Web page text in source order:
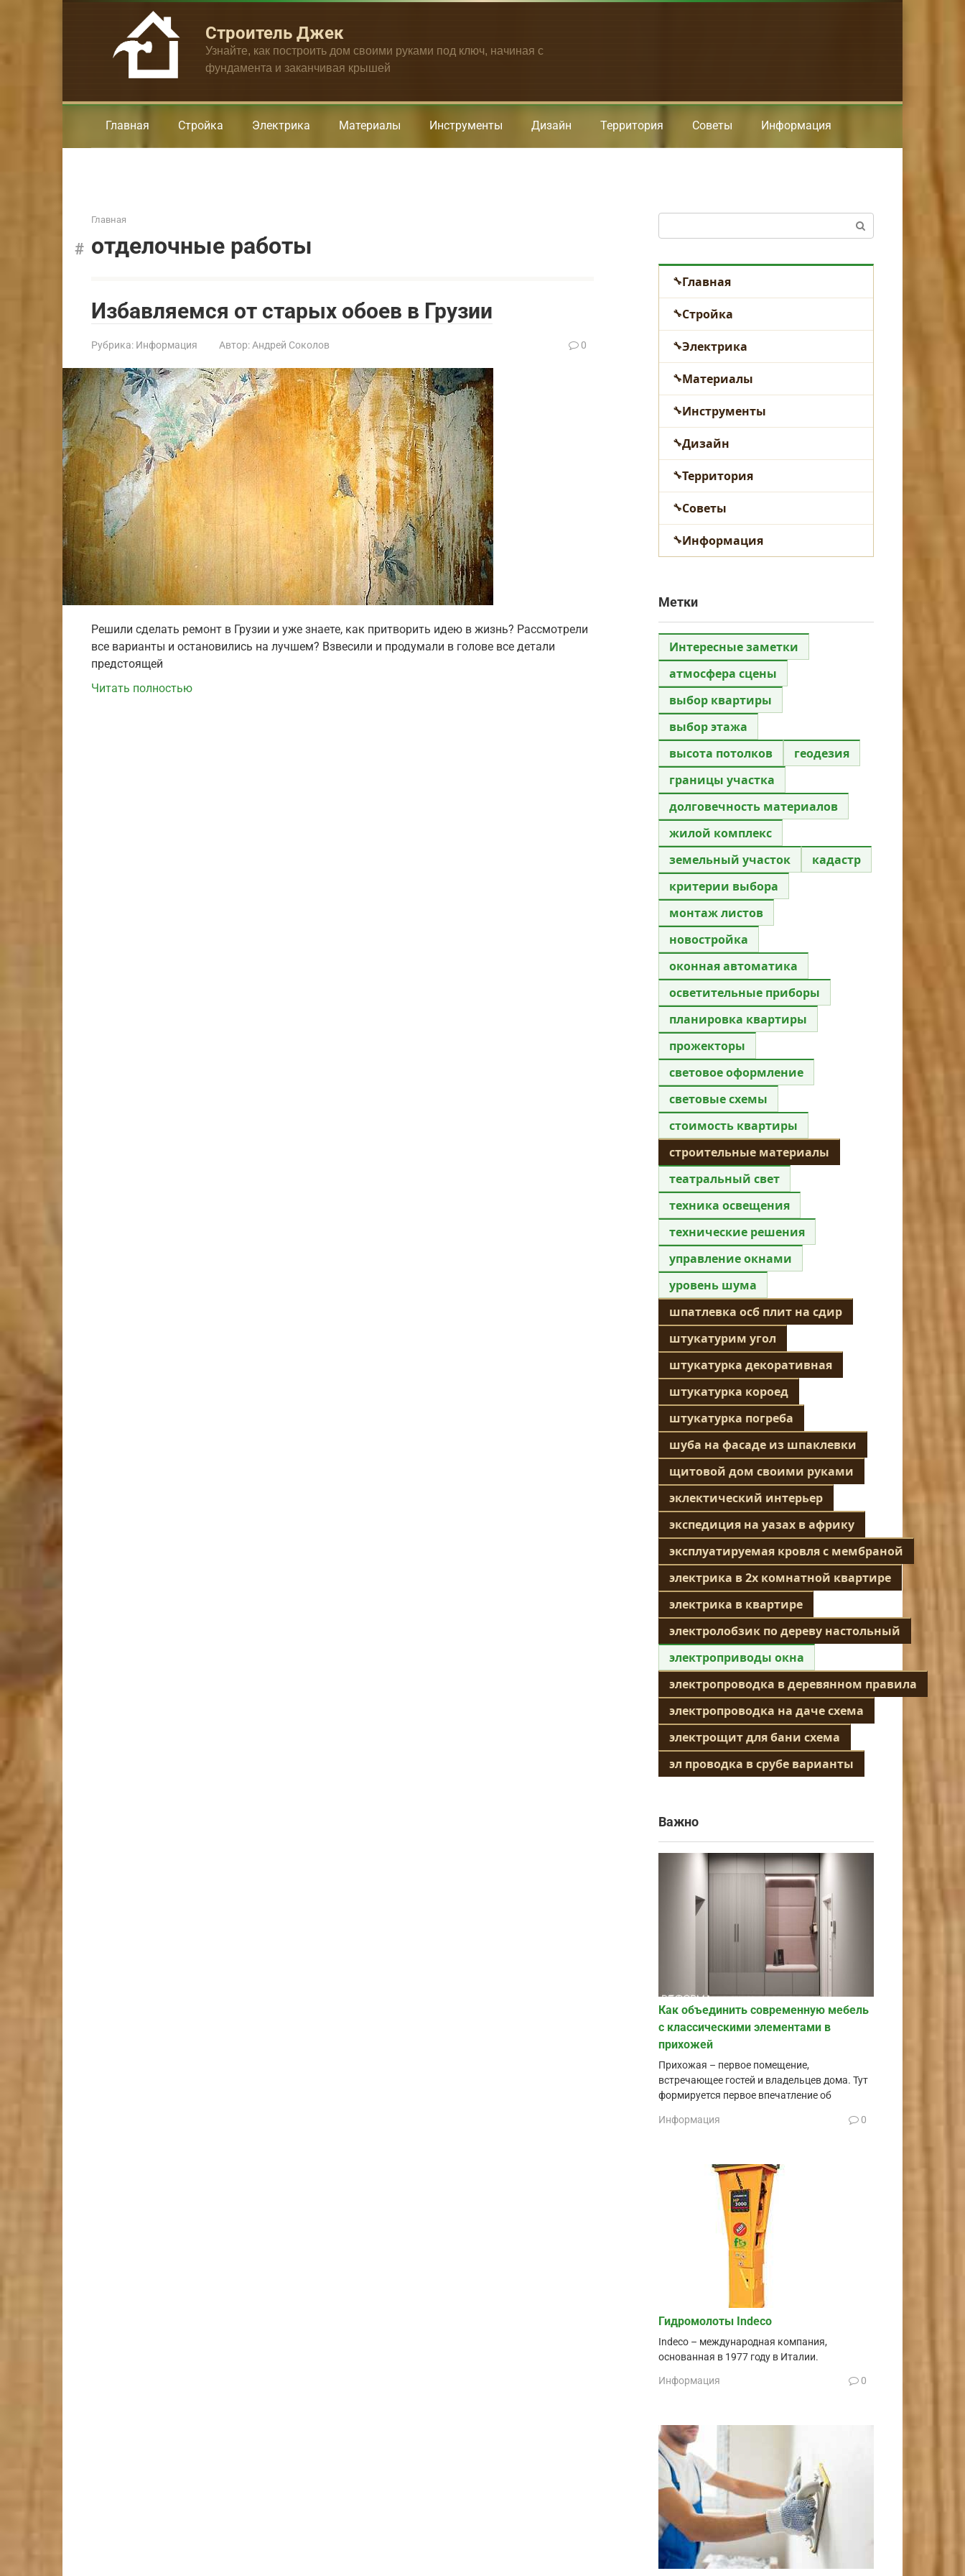
Строитель Джек
Узнайте, как построить дом своими руками под ключ, начиная с
фундамента и заканчивая крышей
Главная Стройка Электрика Материалы Инструменты Дизайн Территория Советы Информация
Главная
отделочные работы
Избавляемся от старых обоев в Грузии
Рубрика: Информация Автор: Андрей Соколов 0
Решили сделать ремонт в Грузии и уже знаете, как притворить идею в жизнь? Рассмотрели
все варианты и остановились на лучшем? Взвесили и продумали в голове все детали
предстоящей
Читать полностью
Главная
Стройка
Электрика
Материалы
Инструменты
Дизайн
Территория
Советы
Информация
Метки
Интересные заметки
атмосфера сцены
выбор квартиры
выбор этажа
высота потолков
геодезия
границы участка
долговечность материалов
жилой комплекс
земельный участок
кадастр
критерии выбора
монтаж листов
новостройка
оконная автоматика
осветительные приборы
планировка квартиры
прожекторы
световое оформление
световые схемы
стоимость квартиры
строительные материалы
театральный свет
техника освещения
технические решения
управление окнами
уровень шума
шпатлевка осб плит на сдир
штукатурим угол
штукатурка декоративная
штукатурка короед
штукатурка погреба
шуба на фасаде из шпаклевки
щитовой дом своими руками
эклектический интерьер
экспедиция на уазах в африку
эксплуатируемая кровля с мембраной
электрика в 2х комнатной квартире
электрика в квартире
электролобзик по дереву настольный
электроприводы окна
электропроводка в деревянном правила
электропроводка на даче схема
электрощит для бани схема
эл проводка в срубе варианты
Важно
Как объединить современную мебель
с классическими элементами в
прихожей
Прихожая – первое помещение,
встречающее гостей и владельцев дома. Тут
формируется первое впечатление об
Информация 0
Гидромолоты Indeco
Indeco – международная компания,
основанная в 1977 году в Италии.
Информация 0